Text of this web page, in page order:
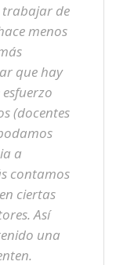
trabajar de
menos
que hay
(docentes
a
contamos
ciertas
Así
una